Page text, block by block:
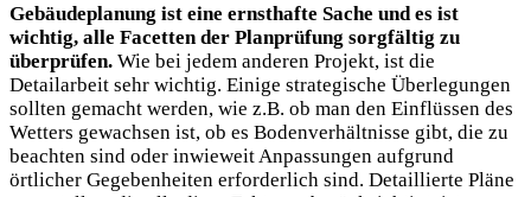
Gebäudeplanung ist eine ernsthafte Sache und es ist
⁢wichtig, alle Facetten der Planprüfung⁤ sorgfältig ‌zu
‌überprüfen. Wie bei jedem anderen Projekt, ist ‌die
Detailarbeit sehr ‌wichtig. Einige strategische Überlegungen
sollten gemacht werden,⁤ wie⁣ z.B.​ ob man den Einflüssen⁢ des
Wetters gewachsen ist, ob⁢ es Bodenverhältnisse gibt, die ⁣zu
beachten sind oder inwieweit Anpassungen ⁣aufgrund
örtlicher Gegebenheiten erforderlich ‍sind. Detaillierte Pläne